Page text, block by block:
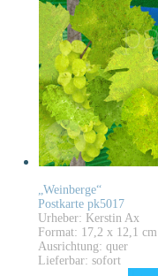
„Weinberge“
Postkarte pk5017
Urheber: Kerstin Ax
Format: 17,2 x 12,1 cm
Ausrichtung: quer
Lieferbar: sofort